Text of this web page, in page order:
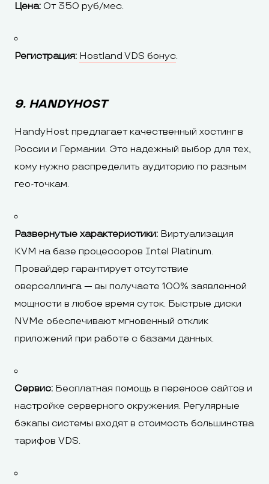
Цена: От 350 руб/мес.
Регистрация: Hostland VDS бонус.
9. HANDYHOST
HandyHost предлагает качественный хостинг в
России и Германии. Это надежный выбор для тех,
кому нужно распределить аудиторию по разным
гео-точкам.
Развернутые характеристики: Виртуализация
KVM на базе процессоров Intel Platinum.
Провайдер гарантирует отсутствие
оверселлинга — вы получаете 100% заявленной
мощности в любое время суток. Быстрые диски
NVMe обеспечивают мгновенный отклик
приложений при работе с базами данных.
Сервис: Бесплатная помощь в переносе сайтов и
настройке серверного окружения. Регулярные
бэкапы системы входят в стоимость большинства
тарифов VDS.